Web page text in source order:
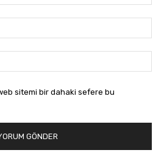
sitemi bir dahaki sefere bu